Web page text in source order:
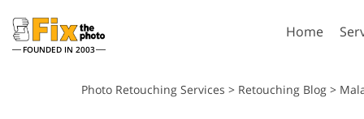
FOUNDED IN 2003
Home
Lightroom
Photo Retouching Services > Retouching Blog >